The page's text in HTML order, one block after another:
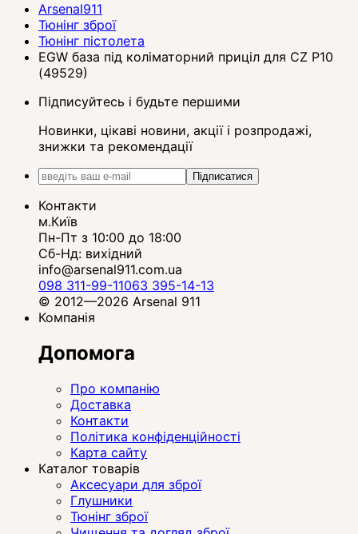
Arsenal911
Тюнінг зброї
Тюнінг пістолета
EGW база під коліматорний приціл для CZ P10
(49529)
Підписуйтесь і будьте першими
Новинки, цікаві новини, акції і розпродажі,
знижки та рекомендації
Підписатися
Контакти
м.Київ
Пн-Пт з 10:00 до 18:00
Сб-Нд: вихідний
info@arsenal911.com.ua
098 311-99-11063 395-14-13
© 2012—2026 Arsenal 911
Компанія
Допомога
Про компанію
Доставка
Контакти
Політика конфіденційності
Карта сайту
Каталог товарів
Аксесуари для зброї
Глушники
Тюнінг зброї